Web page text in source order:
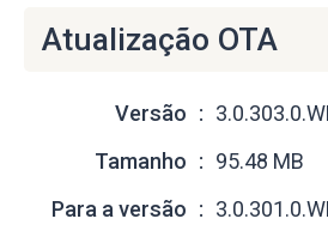
Atualização OTA
Versão
Tamanho
95.48 MB
Para a versão